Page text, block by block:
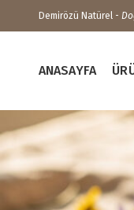
Demirözü Natürel -
ANASAYFA